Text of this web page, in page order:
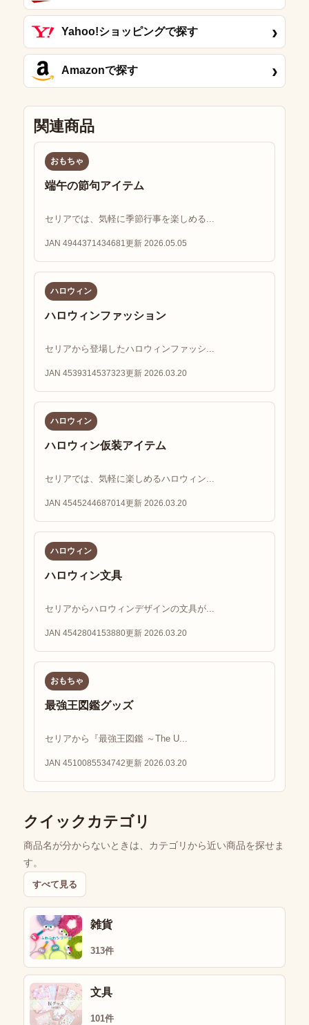
Yahoo!ショッピングで探す ›
Amazonで探す ›
関連商品
おもちゃ
端午の節句アイテム
セリアでは、気軽に季節行事を楽しめる...
JAN 4944371434681 更新 2026.05.05
ハロウィン
ハロウィンファッション
セリアから登場したハロウィンファッシ...
JAN 4539314537323更新 2026.03.20
ハロウィン
ハロウィン仮装アイテム
セリアでは、気軽に楽しめるハロウィン...
JAN 4545244687014更新 2026.03.20
ハロウィン
ハロウィン文具
セリアからハロウィンデザインの文具が...
JAN 4542804153880更新 2026.03.20
おもちゃ
最強王図鑑グッズ
セリアから『最強王図鑑 ～The U...
JAN 4510085534742更新 2026.03.20
クイックカテゴリ
商品名が分からないときは、カテゴリから近い商品を探せま
す。
すべて見る
雑貨
313件
文具
101件